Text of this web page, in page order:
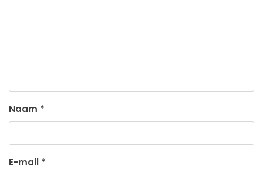
Naam *
E-mail *